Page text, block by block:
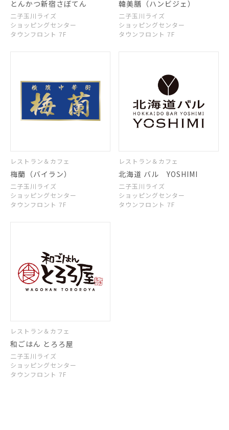
とんかつ新宿さぼてん
二子玉川ライズ
ショッピングセンター
タウンフロント 7F
韓美膳（ハンビジェ）
二子玉川ライズ
ショッピングセンター
タウンフロント 7F
レストラン＆カフェ
梅蘭（バイラン）
二子玉川ライズ
ショッピングセンター
タウンフロント 7F
レストラン＆カフェ
北海道 バル YOSHIMI
二子玉川ライズ
ショッピングセンター
タウンフロント 7F
レストラン＆カフェ
和ごはん とろろ屋
二子玉川ライズ
ショッピングセンター
タウンフロント 7F